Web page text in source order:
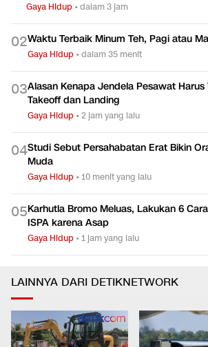
Gaya Hidup •dalam 3 jam
02Waktu Terbaik Minum Teh, Pagi atau
Gaya Hidup •dalam 35 menit
03Alasan Kenapa Jendela Pesawat Harus
Takeoff dan Landing
Gaya Hidup •2 jam yang lalu
04Studi Sebut Persahabatan Erat Bikin
Muda
Gaya Hidup •10 menit yang lalu
05Karhutla Bromo Meluas, Lakukan 6
ISPA karena Asap
Gaya Hidup •1 jam yang lalu
LAINNYA DARI DETIKNETWORK